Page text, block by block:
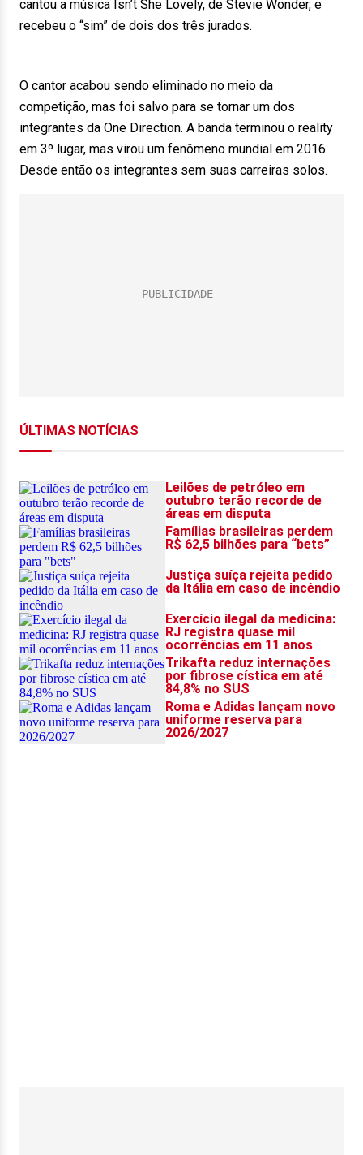
cantou a música Isn’t She Lovely, de Stevie Wonder, e
recebeu o “sim” de dois dos três jurados.
O cantor acabou sendo eliminado no meio da
competição, mas foi salvo para se tornar um dos
integrantes da One Direction. A banda terminou o reality
em 3º lugar, mas virou um fenômeno mundial em 2016.
Desde então os integrantes sem suas carreiras solos.